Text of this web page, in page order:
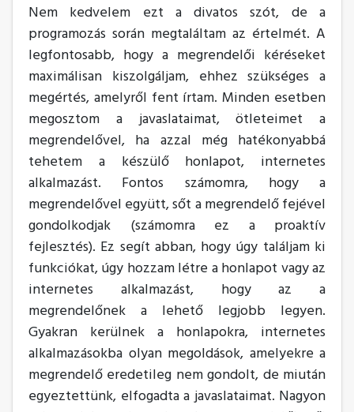
Nem kedvelem ezt a divatos szót, de a
programozás során megtaláltam az értelmét. A
legfontosabb, hogy a megrendelői kéréseket
maximálisan kiszolgáljam, ehhez szükséges a
megértés, amelyről fent írtam. Minden esetben
megosztom a javaslataimat, ötleteimet a
megrendelővel, ha azzal még hatékonyabbá
tehetem a készülő honlapot, internetes
alkalmazást. Fontos számomra, hogy a
megrendelővel együtt, sőt a megrendelő fejével
gondolkodjak (számomra ez a proaktív
fejlesztés). Ez segít abban, hogy úgy találjam ki
funkciókat, úgy hozzam létre a honlapot vagy az
internetes alkalmazást, hogy az a
megrendelőnek a lehető legjobb legyen.
Gyakran kerülnek a honlapokra, internetes
alkalmazásokba olyan megoldások, amelyekre a
megrendelő eredetileg nem gondolt, de miután
egyeztettünk, elfogadta a javaslataimat. Nagyon